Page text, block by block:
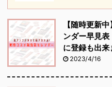
【随時更新
ンダー早見
に登録も出
2023/4/16